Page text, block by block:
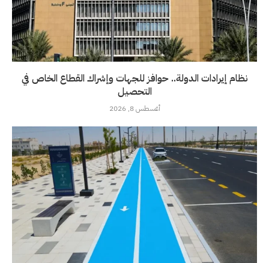
نظام إيرادات الدولة.. حوافز للجهات وإشراك القطاع الخاص في
التحصيل
أغسطس 8, 2026